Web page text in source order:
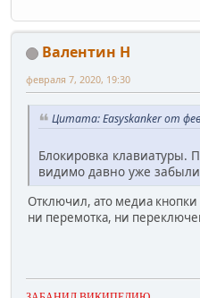
Валентин Н
февраля 7, 2020, 19:30
Цитата: Easyskanker от
Блокировка клавиатуры.
видимо давно уже
Отключил, ато медиа кнопки
ни перемотка, ни